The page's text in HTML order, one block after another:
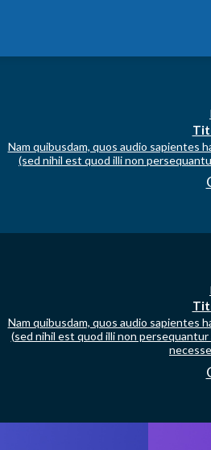
Nam quibusdam, quos audio sapientes
(sed nihil est quod illi non
Nam quibusdam, quos audio sapientes
(sed nihil est quod illi non